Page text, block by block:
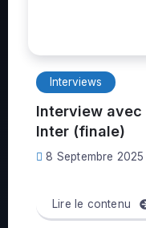
Interviews
Interview avec
Inter (finale)
8 Septembre 2025
Lire le contenu